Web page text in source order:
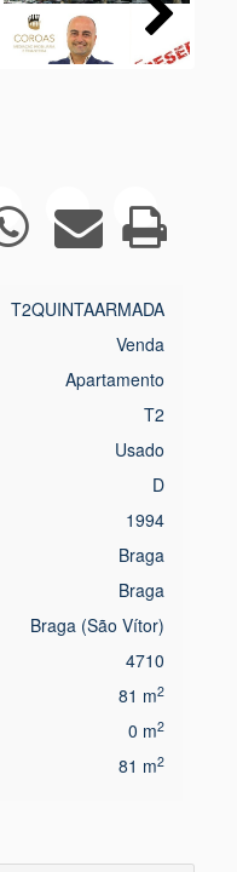
Next
T2QUINTAARMADA
Venda
Apartamento
T2
Usado
D
1994
Braga
Braga
Braga (São Vítor)
4710
81 m2
0 m2
81 m2